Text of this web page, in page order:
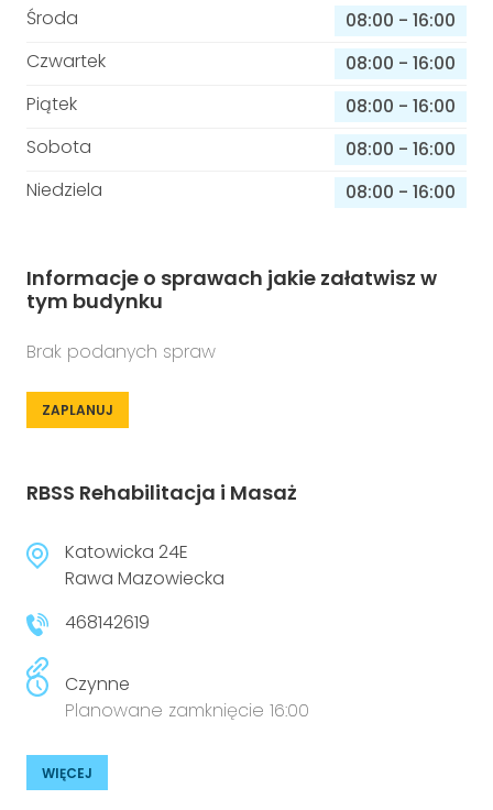
Środa
08:00 - 16:00
Czwartek
08:00 - 16:00
Piątek
08:00 - 16:00
Sobota
08:00 - 16:00
Niedziela
08:00 - 16:00
Informacje o sprawach jakie załatwisz w
tym budynku
Brak podanych spraw
ZAPLANUJ
RBSS Rehabilitacja i Masaż
Katowicka 24E
Rawa Mazowiecka
468142619
Czynne
Planowane zamknięcie 16:00
WIĘCEJ